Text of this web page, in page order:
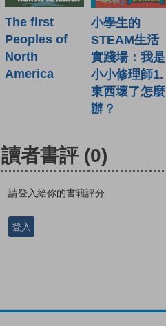
The first
Peoples of
North
America
小學生的
STEAM生活
實踐場：我是
小小修理師1.
東西壞了怎麼
辦？
讀者書評 (0)
請登入給你的書籍評分
登入